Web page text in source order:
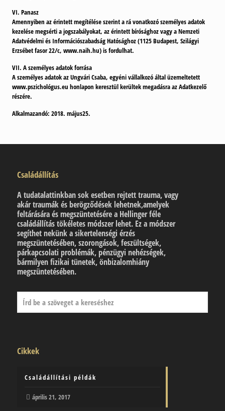
VI. Panasz
Amennyiben az érintett megítélése szerint a rá vonatkozó személyes adatok
kezelése megsérti a jogszabályokat, az érintett bírósághoz vagy a Nemzeti
Adatvédelmi és Információszabadság Hatósághoz (1125 Budapest, Szilágyi
Erzsébet fasor 22/c, www.naih.hu) is fordulhat.
VII. A személyes adatok forrása
A személyes adatok az Ungvári Csaba, egyéni vállalkozó által üzemeltetett
www.pszichológus.eu honlapon keresztül kerültek megadásra az Adatkezelő
részére.
Alkalmazandó: 2018. május25.
Családállítás
A tudatalattinkban sok esetben rejtett trauma, vagy
akár traumák és berögződések lehetnek,amelyek
feltárására és megszüntetésére a Hellinger féle
családállítás tökéletes módszer lehet. Ez a módszer
segíthet nekünk a sikertelenségi érzés
megszüntetésében, szorongások, feszültségek,
párkapcsolati problémák, pénzügyi nehézségek,
bármilyen fizikai tünetek, önbizalomhiány
megszüntetésében.
Cikkek
Családállítási példák
április 21, 2017